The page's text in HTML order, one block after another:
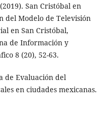
San Cristóbal en
del Modelo de Televisión
en San Cristóbal,
de Información y
8 (20), 52-63.
de Evaluación del
en ciudades mexicanas.